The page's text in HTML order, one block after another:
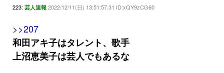
223: 芸人速報 2022/12/11(日) 13:51:57.31 ID:xQY9zCG60
>>207
和田アキ子はタレント、歌手
上沼恵美子は芸人でもあるな